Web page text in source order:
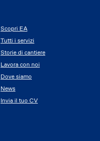
Scopri EA
Tutti i servizi
Storie di cantiere
Lavora con noi
Dove siamo
News
Invia il tuo CV